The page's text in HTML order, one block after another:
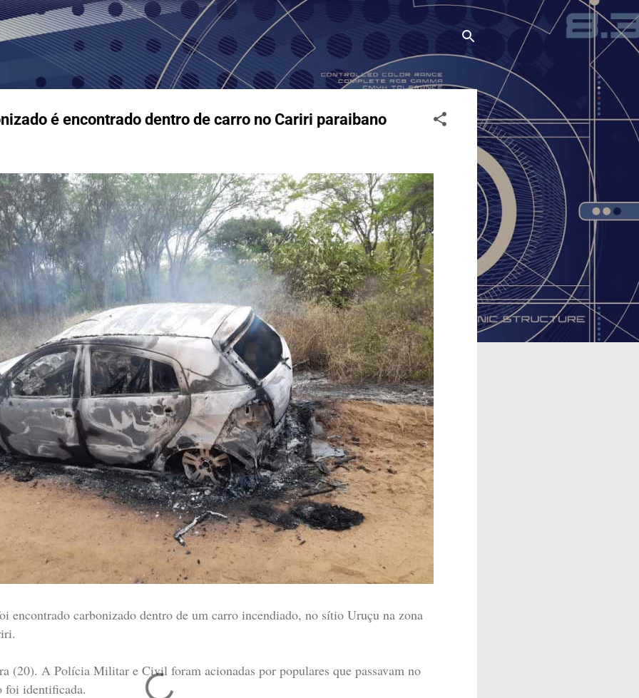
Pular para o conteúdo principal
é encontrado dentro de carro no Cariri paraibano
encontrado carbonizado dentro de um carro incendiado, no sítio Uruçu na zona
(20). A Polícia Militar e Civil foram acionadas por populares que passavam no
identificada.